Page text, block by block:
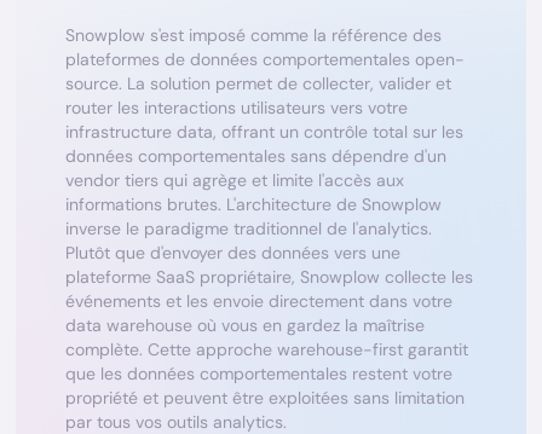
Snowplow s'est imposé comme la référence des
plateformes de données comportementales open-
source. La solution permet de collecter, valider et
router les interactions utilisateurs vers votre
infrastructure data, offrant un contrôle total sur les
données comportementales sans dépendre d'un
vendor tiers qui agrège et limite l'accès aux
informations brutes. L'architecture de Snowplow
inverse le paradigme traditionnel de l'analytics.
Plutôt que d'envoyer des données vers une
plateforme SaaS propriétaire, Snowplow collecte les
événements et les envoie directement dans votre
data warehouse où vous en gardez la maîtrise
complète. Cette approche warehouse-first garantit
que les données comportementales restent votre
propriété et peuvent être exploitées sans limitation
par tous vos outils analytics.